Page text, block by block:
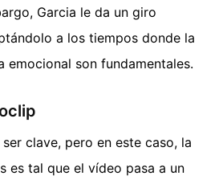
Garcia le da un giro
a los tiempos donde la
emocional son fundamentales.
clave, pero en este caso, la
es tal que el vídeo pasa a un